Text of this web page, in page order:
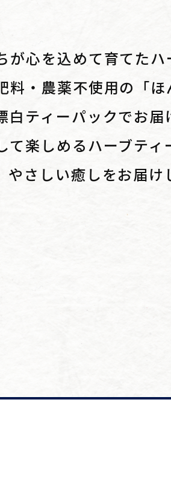
が心を込めて育てた
料・農薬不使用の「
白ティーパックでお
て楽しめるハーブテ
さしい癒しをお届け